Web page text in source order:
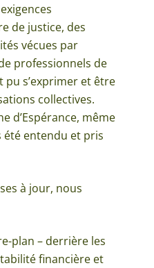
de justice, des
vécues par
professionnels de
s’exprimer et être
collectives.
d’Espérance, même
été entendu et pris
à jour, nous
plan – derrière les
financière et